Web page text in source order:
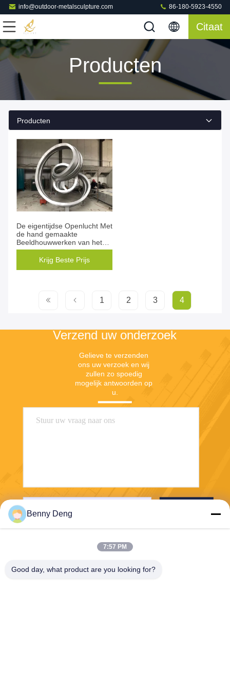
info@outdoor-metalsculpture.com 86-180-5923-4550
Citaat
Producten
Producten
De eigentijdse Openlucht Met
de hand gemaakte
Beeldhouwwerken van het
2,5 Meters Abstracte Metaal
Krijg Beste Prijs
1 2 3 4
Verzend uw onderzoek
Gelieve te verzenden
ons uw verzoek en wij
zullen zo spoedig
mogelijk antwoorden op
u.
Benny Deng
7:57 PM
Good day, what product are you looking for?